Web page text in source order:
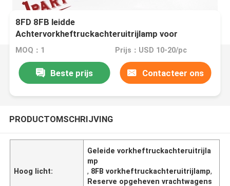
8FD 8FB leidde
Achtervorkheftruckachteruitrijlamp voor
Opgeheven Vrachtwagens
MOQ：1 Prijs：USD 10-20/pc
Beste prijs Contacteer ons
PRODUCTOMSCHRIJVING
Hoog licht:
Geleide vorkheftruckachteruitrijla
mp
, 8FB vorkheftruckachteruitrijlamp,
Reserve opgeheven vrachtwagens